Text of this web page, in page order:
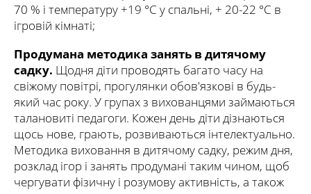
70 % і температуру +19 °C у спальні, + 20-22 °C в
ігровій кімнаті;
Продумана методика занять в дитячому
садку. Щодня діти проводять багато часу на
свіжому повітрі, прогулянки обов'язкові в будь-
який час року. У групах з вихованцями займаються
талановиті педагоги. Кожен день діти дізнаються
щось нове, грають, розвиваються інтелектуально.
Методика виховання в дитячому садку, режим дня,
розклад ігор і занять продумані таким чином, щоб
чергувати фізичну і розумову активність, а також